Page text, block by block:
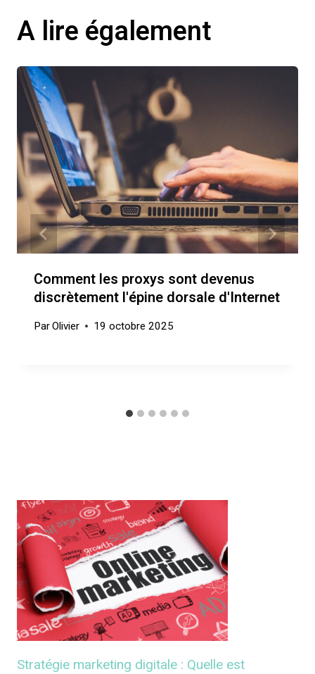
A lire également
Comment les proxys sont devenus
discrètement l'épine dorsale d'Internet
ParOlivier 19 octobre 2025
Stratégie marketing digitale : Quelle est